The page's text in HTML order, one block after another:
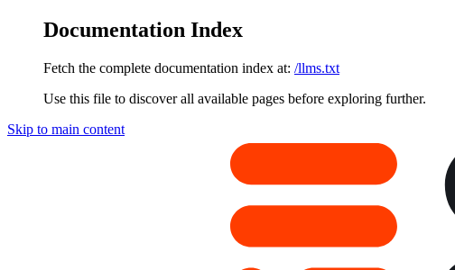
Documentation Index
Fetch the complete documentation index at: /llms.txt
Use this file to discover all available pages before exploring further.
Skip to main content